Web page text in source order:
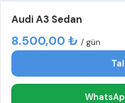
Audi A3 Sedan
8.500,00 ₺ / gün